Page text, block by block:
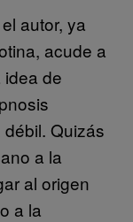
autor, ya
acude a
idea de
Quizás
a la
al origen
a la